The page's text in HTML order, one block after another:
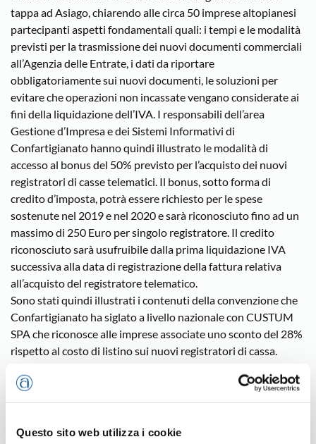
Questo sito web utilizza i cookie
tappa ad Asiago, chiarendo alle circa 50 imprese altopianesi
partecipanti aspetti fondamentali quali: i tempi e le modalità
previsti per la trasmissione dei nuovi documenti commerciali
all’Agenzia delle Entrate, i dati da riportare
obbligatoriamente sui nuovi documenti, le soluzioni per
evitare che operazioni non incassate vengano considerate ai
fini della liquidazione dell’IVA. I responsabili dell’area
Gestione d’Impresa e dei Sistemi Informativi di
Confartigianato hanno quindi illustrato le modalità di
accesso al bonus del 50% previsto per l’acquisto dei nuovi
registratori di casse telematici. Il bonus, sotto forma di
credito d’imposta, potrà essere richiesto per le spese
sostenute nel 2019 e nel 2020 e sarà riconosciuto fino ad un
massimo di 250 Euro per singolo registratore. Il credito
riconosciuto sarà usufruibile dalla prima liquidazione IVA
successiva alla data di registrazione della fattura relativa
all’acquisto del registratore telematico.
Sono stati quindi illustrati i contenuti della convenzione che
Confartigianato ha siglato a livello nazionale con CUSTUM
SPA che riconosce alle imprese associate uno sconto del 28%
rispetto al costo di listino sui nuovi registratori di cassa.
Fatturazione Elettronica, sviluppata internamente
dall’Associazione, che permette emettere e gestire la
particolarmente interessante per installatori e artigiani che